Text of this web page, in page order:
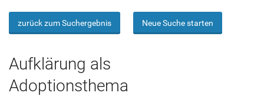
zurück zum Suchergebnis Neue Suche starten
Aufklärung als
Adoptionsthema